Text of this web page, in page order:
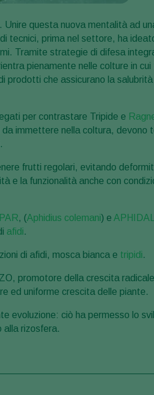
questa nuova mentalità ad
tecnici, prima nel settore, ha
Tramite strategie di difesa
pienamente nelle colture in cui
che assicurano la salubrità
per contrastare Tripide e
immettere nella coltura, devono
frutti regolari, evitando
e la funzionalità anche con
, (Aphidius colemani) e
afidi.
di afidi, mosca bianca e tripidi.
promotore della crescita
ed uniforme crescita delle piante.
evoluzione: ciò ha permesso lo
alla rizosfera.